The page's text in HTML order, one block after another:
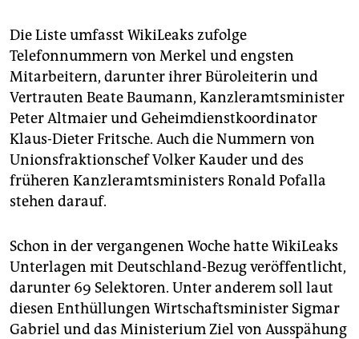
Die Liste umfasst WikiLeaks zufolge
Telefonnummern von Merkel und engsten
Mitarbeitern, darunter ihrer Büroleiterin und
Vertrauten Beate Baumann, Kanzleramtsminister
Peter Altmaier und Geheimdienstkoordinator
Klaus-Dieter Fritsche. Auch die Nummern von
Unionsfraktionschef Volker Kauder und des
früheren Kanzleramtsministers Ronald Pofalla
stehen darauf.
Schon in der vergangenen Woche hatte WikiLeaks
Unterlagen mit Deutschland-Bezug veröffentlicht,
darunter 69 Selektoren. Unter anderem soll laut
diesen Enthüllungen Wirtschaftsminister Sigmar
Gabriel und das Ministerium Ziel von Ausspähung